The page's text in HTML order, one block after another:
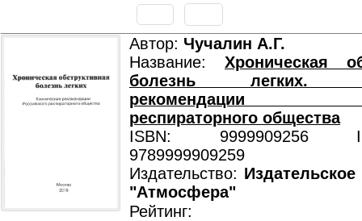
Автор: Чучалин А.Г.
Название: Хроническая
болезнь легких.
рекомендации
респираторного общества
ISBN: 9999909256
9789999909259
Издательство:
"Атмосфера"
Рейтинг: